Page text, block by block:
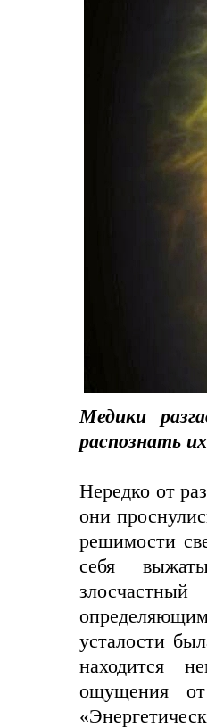
Медики
распознать
Нередко от
они
решимости
себя
усталости
находится
ощущения